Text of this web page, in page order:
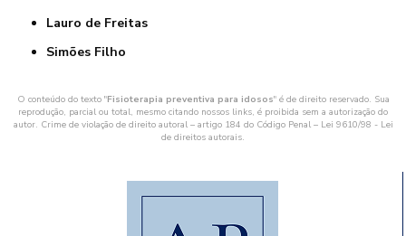
Lauro de Freitas
Simões Filho
O conteúdo do texto "Fisioterapia preventiva para idosos" é de direito reservado. Sua
reprodução, parcial ou total, mesmo citando nossos links, é proibida sem a autorização do
autor. Crime de violação de direito autoral – artigo 184 do Código Penal – Lei 9610/98 - Lei
de direitos autorais.